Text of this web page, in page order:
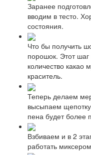
Заранее
вводим в тесто.
состояния.
Что бы получить
порошок. Этот шаг
количество
краситель.
Теперь делаем
высыпаем
пена будет более
Взбиваем и в 2
работать